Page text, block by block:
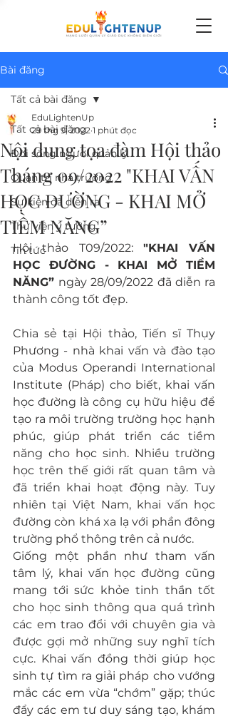
Bài đăng
Tất cả bài đăng
Đời sống người quản lý
Quản trị nhà trường
Sự kiện đã diễn ra
Thư viện ý tưởng
Tin tức
Tất cả bài đăng
Nội dung tọa đàm Hội thảo
Tháng 09/2022 "KHAI VẤN
HỌC ĐƯỜNG - KHAI MỞ
TIỀM NĂNG”
EduLightenUp
29 thg 9, 2022 1 phút đọc
Hội thảo T09/2022: "KHAI VẤN
HỌC ĐƯỜNG - KHAI MỞ TIỀM
NĂNG” ngày 28/09/2022 đã diễn ra
thành công tốt đẹp.
Chia sẻ tại Hội thảo, Tiến sĩ Thụy
Phương - nhà khai vấn và đào tạo
của Modus Operandi International
Institute (Pháp) cho biết, khai vấn
học đường là công cụ hữu hiệu để
tạo ra môi trường trường học hạnh
phúc, giúp phát triển các tiềm
năng cho học sinh. Nhiều trường
học trên thế giới rất quan tâm và
đã triển khai hoạt động này. Tuy
nhiên tại Việt Nam, khai vấn học
đường còn khá xa lạ với phần đông
trường phổ thông trên cả nước.
Giống một phần như tham vấn
tâm lý, khai vấn học đường cũng
mang tới sức khỏe tinh thần tốt
cho học sinh thông qua quá trình
các em trao đổi với chuyên gia và
được gợi mở những suy nghĩ tích
cực. Khai vấn đồng thời giúp học
sinh tự tìm ra giải pháp cho vướng
mắc các em vừa “chớm” gặp; thúc
đẩy các em tư duy sáng tạo, khám